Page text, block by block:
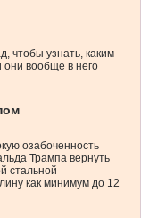
чтобы узнать, каким
вообще в него
озабоченность
Трампа вернуть
стальной
как минимум до 12